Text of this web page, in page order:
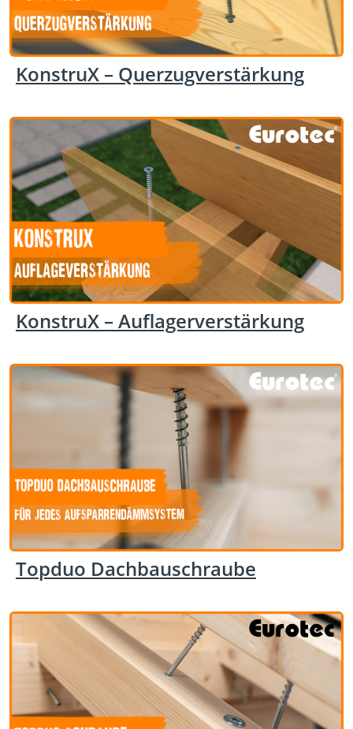
KonstruX – Querzugverstärkung
KonstruX – Auflagerverstärkung
Topduo Dachbauschraube